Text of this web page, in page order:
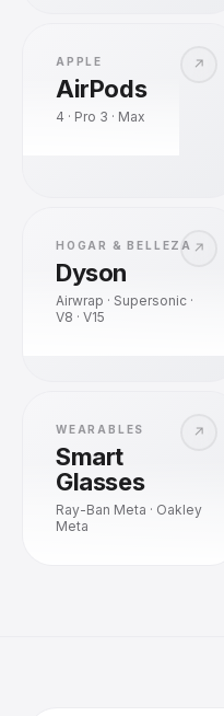
↗
APPLE
AirPods
4 · Pro 3 · Max
↗
HOGAR & BELLEZA
Dyson
Airwrap · Supersonic ·
V8 · V15
↗
WEARABLES
Smart
Glasses
Ray-Ban Meta · Oakley
Meta